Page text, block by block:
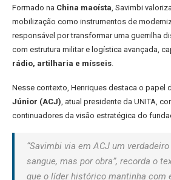
Formado na China maoísta, Savimbi
mobilização como instrumentos de
responsável por transformar uma guerrilha
com estrutura militar e logística avançada,
rádio, artilharia e mísseis.
Nesse contexto, Henriques destaca o papel
Júnior (ACJ), atual presidente da UNITA,
continuadores da visão estratégica do
“Savimbi via em ACJ um
sangue, mas por obra”, recorda o
que o líder histórico mantinha com